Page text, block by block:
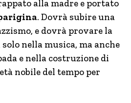
alla madre e portato
. Dovrà subire una
e dovrà provare la
nella musica, ma anche
e nella costruzione di
nobile del tempo per